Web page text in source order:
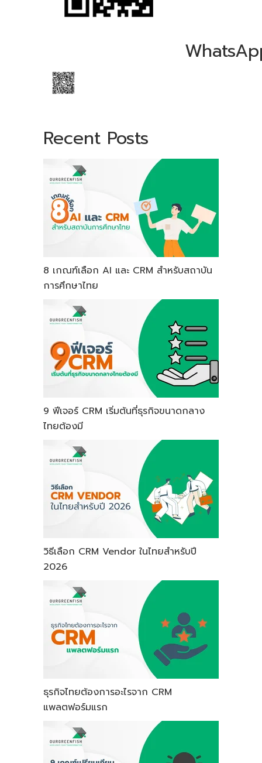
Recent Posts
8 เกณฑ์เลือก AI และ CRM สำหรับสถาบัน
การศึกษาไทย
9 ฟีเจอร์ CRM เริ่มต้นที่ธุรกิจขนาดกลาง
ไทยต้องมี
วิธีเลือก CRM Vendor ในไทยสำหรับปี
2026
ธุรกิจไทยต้องการอะไรจาก CRM
แพลตฟอร์มแรก